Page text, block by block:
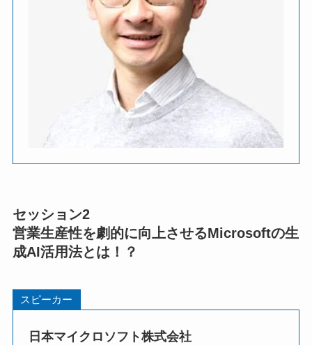
セッション2
営業生産性を劇的に向上させるMicrosoftの生
成AI活用法とは！？
スピーカー
日本マイクロソフト株式会社